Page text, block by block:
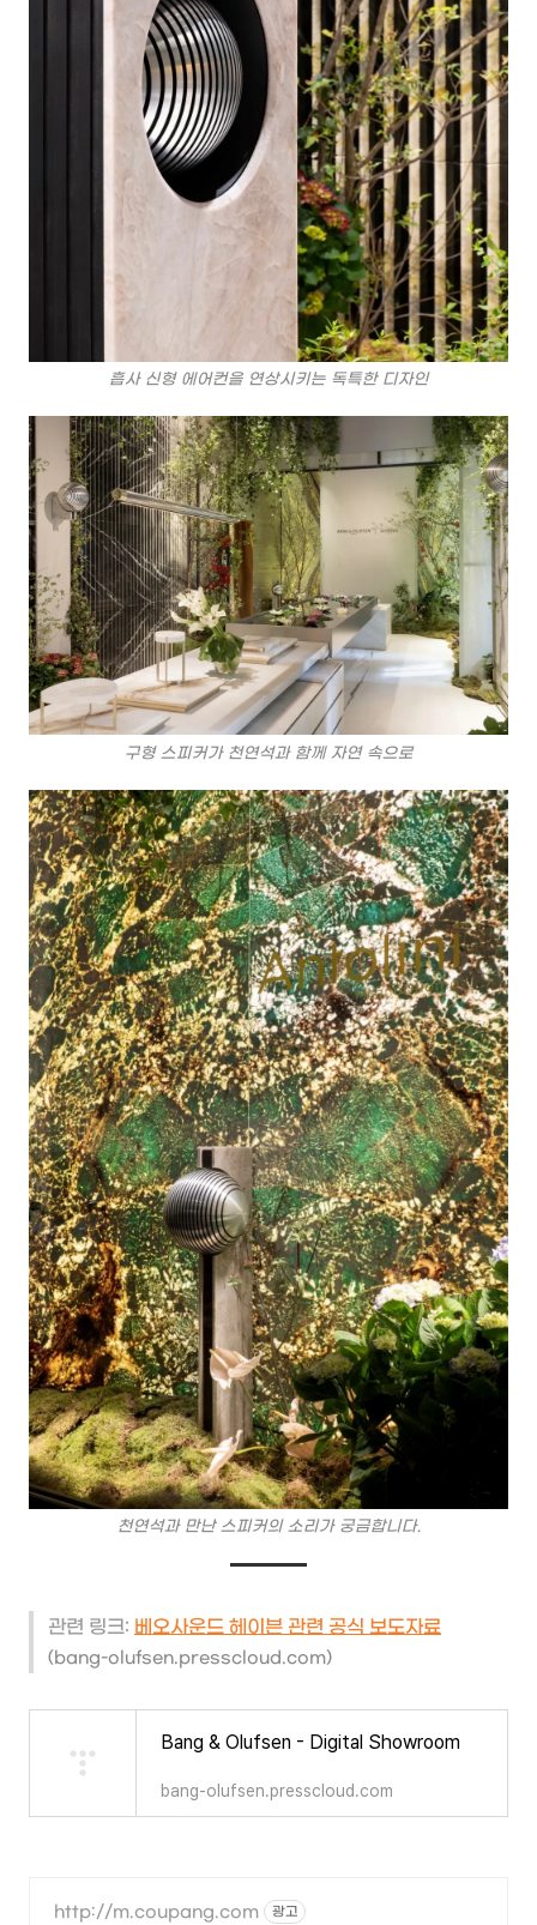
흡사 신형 에어컨을 연상시키는 독특한 디자인
구형 스피커가 천연석과 함께 자연 속으로
천연석과 만난 스피커의 소리가 궁금합니다.
관련 링크: 베오사운드 헤이븐 관련 공식 보도자료
(bang-olufsen.presscloud.com)
Bang & Olufsen - Digital Showroom
bang-olufsen.presscloud.com
http://m.coupang.com 광고